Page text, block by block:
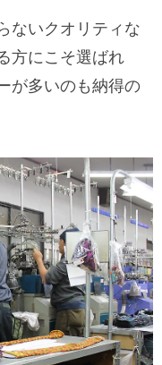
ないクオリティな
方にこそ選ばれ
が多いのも納得の